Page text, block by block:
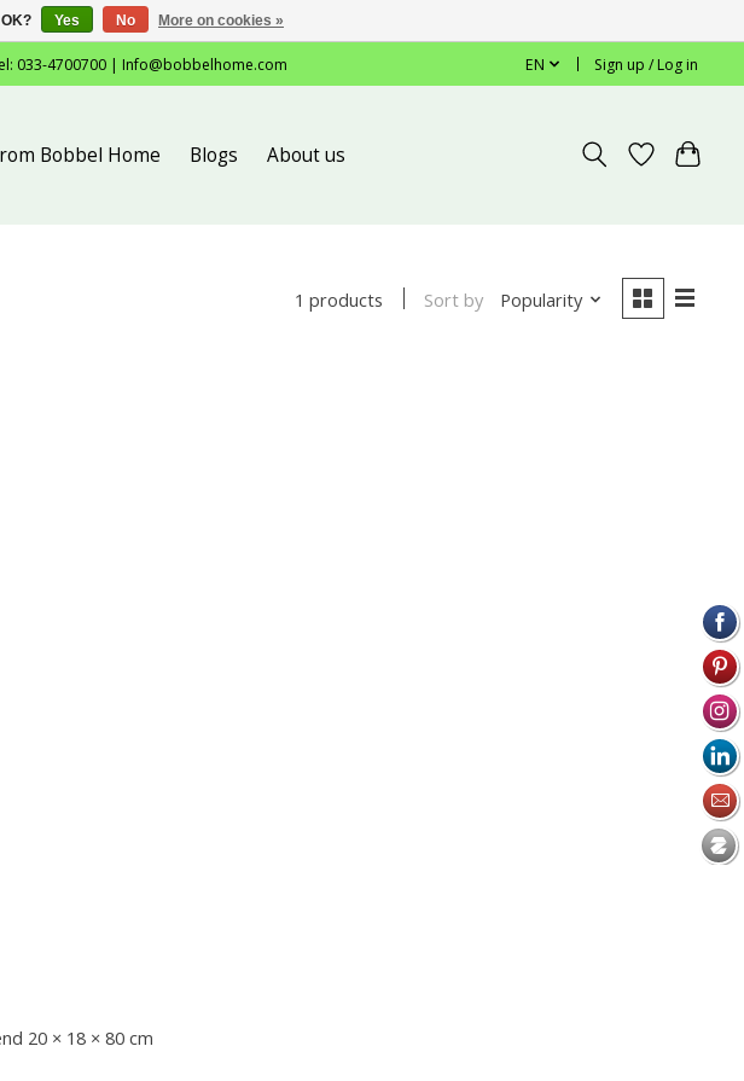
033-4700700 | Info@bobbelhome.com EN Sign up / Log in
Bobbel Home Blogs About us
20 × 18 × 80 cm
1 products Sort by Popularity
Yes No More on cookies »